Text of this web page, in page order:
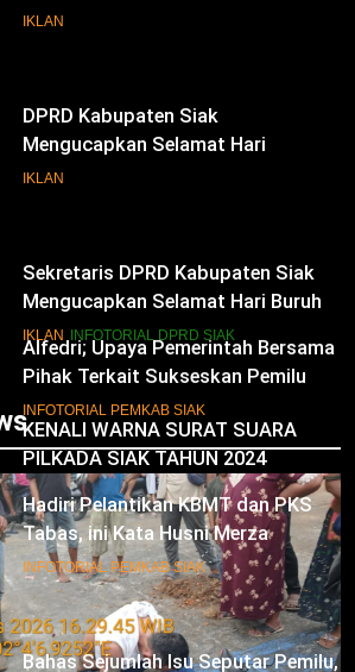
Pengambilan Sumpah Jabatan
IKLAN
DPRD Kabupaten Siak
Mengucapkan Selamat Hari
Pendidikan Nasional
IKLAN
Sekretaris DPRD Kabupaten Siak
Mengucapkan Selamat Hari Buruh
IKLAN INFOTORIAL DPRD SIAK
KENALI WARNA SURAT SUARA
PILKADA SIAK TAHUN 2024
IKLAN
Mari Sukseskan Pilkada Serentak
Tahun 2024
IKLAN
Alfedri; Upaya Pemerintah Bersama
Pihak Terkait Sukseskan Pemilu
Hadiri Pelantikan KBMT dan PKS
Tabas, ini Kata Husni Merza
INFOTORIAL PEMKAB SIAK
Bahas Sejumlah Isu Seputar Pemilu,